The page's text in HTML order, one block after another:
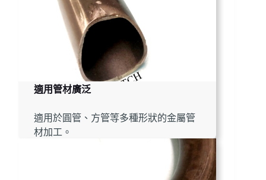
適用管材廣泛
適用於圓管、方管等多種形狀的金屬管
材加工。